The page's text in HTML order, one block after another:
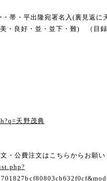
帯・平出隆宛署名入(裏見返
好・並・並下・難) （目録
天野茂典
・公費注文はこちらからお願い